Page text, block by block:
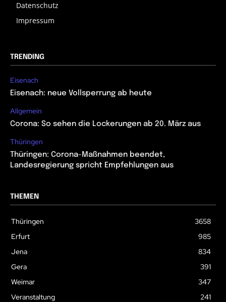
Datenschutz
Impressum
TRENDING
Eisenach
Eisenach: neue Vollsperrung ab heute
Allgemein
Corona: So sehen die Lockerungen ab 20. März aus
Thüringen
Thüringen: Corona-Maßnahmen beendet,
Landesregierung spricht Empfehlungen aus
THEMEN
Thüringen
3658
Erfurt
985
Jena
834
Gera
391
Weimar
347
Veranstaltung
241